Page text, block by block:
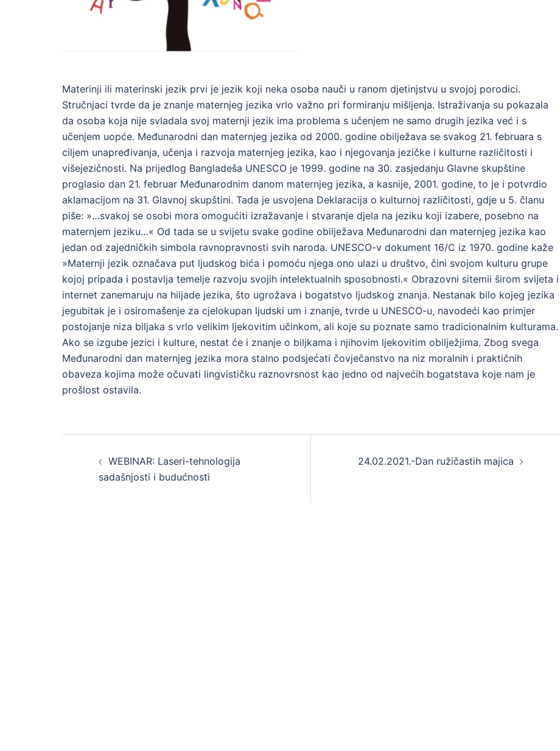
Materinji ili materinski jezik prvi je jezik koji neka osoba nauči u ranom djetinjstvu u svojoj porodici.
Stručnjaci tvrde da je znanje maternjeg jezika vrlo važno pri formiranju mišljenja. Istraživanja su pokazala
da osoba koja nije svladala svoj maternji jezik ima problema s učenjem ne samo drugih jezika već i s
učenjem uopće. Međunarodni dan maternjeg jezika od 2000. godine obilježava se svakog 21. februara s
ciljem unapređivanja, učenja i razvoja maternjeg jezika, kao i njegovanja jezičke i kulturne različitosti i
višejezičnosti. Na prijedlog Bangladeša UNESCO je 1999. godine na 30. zasjedanju Glavne skupštine
proglasio dan 21. februar Međunarodnim danom maternjeg jezika, a kasnije, 2001. godine, to je i potvrdio
aklamacijom na 31. Glavnoj skupštini. Tada je usvojena Deklaracija o kulturnoj različitosti, gdje u 5. članu
piše: »…svakoj se osobi mora omogućiti izražavanje i stvaranje djela na jeziku koji izabere, posebno na
maternjem jeziku…« Od tada se u svijetu svake godine obilježava Međunarodni dan maternjeg jezika kao
jedan od zajedničkih simbola ravnopravnosti svih naroda. UNESCO-v dokument 16/C iz 1970. godine kaže
»Maternji jezik označava put ljudskog bića i pomoću njega ono ulazi u društvo, čini svojom kulturu grupe
kojoj pripada i postavlja temelje razvoju svojih intelektualnih sposobnosti.« Obrazovni sitemii širom svijeta i
internet zanemaruju na hiljade jezika, što ugrožava i bogatstvo ljudskog znanja. Nestanak bilo kojeg jezika
jegubitak je i osiromašenje za cjelokupan ljudski um i znanje, tvrde u UNESCO-u, navodeći kao primjer
postojanje niza biljaka s vrlo velikim ljekovitim učinkom, ali koje su poznate samo tradicionalnim kulturama.
Ako se izgube jezici i kulture, nestat će i znanje o biljkama i njihovim ljekovitim obilježjima. Zbog svega
Međunarodni dan maternjeg jezika mora stalno podsjećati čovječanstvo na niz moralnih i praktičnih
obaveza kojima može očuvati lingvističku raznovrsnost kao jedno od najvećih bogatstava koje nam je
prošlost ostavila.
navigation
WEBINAR: Laseri-tehnologija
sadašnjosti i budućnosti
24.02.2021.-Dan ružičastih majica